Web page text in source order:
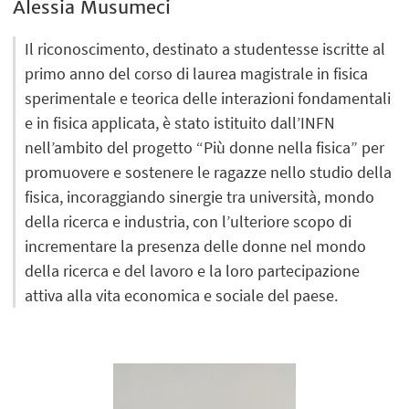
Alessia Musumeci
Il riconoscimento, destinato a studentesse iscritte al
primo anno del corso di laurea magistrale in fisica
sperimentale e teorica delle interazioni fondamentali
e in fisica applicata, è stato istituito dall’INFN
nell’ambito del progetto “Più donne nella fisica” per
promuovere e sostenere le ragazze nello studio della
fisica, incoraggiando sinergie tra università, mondo
della ricerca e industria, con l’ulteriore scopo di
incrementare la presenza delle donne nel mondo
della ricerca e del lavoro e la loro partecipazione
attiva alla vita economica e sociale del paese.